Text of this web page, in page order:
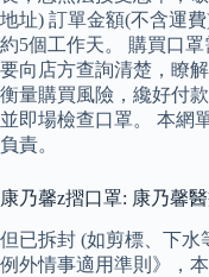
地址) 訂單金額(不含運
約5個工作天。 購買口
要向店方查詢清楚，瞭
衡量購買風險，纔好付
並即場檢查口罩。 本網
負責。
康乃馨z摺口罩: 康乃馨
但已拆封 (如剪標、下
例外情事適用準則》，